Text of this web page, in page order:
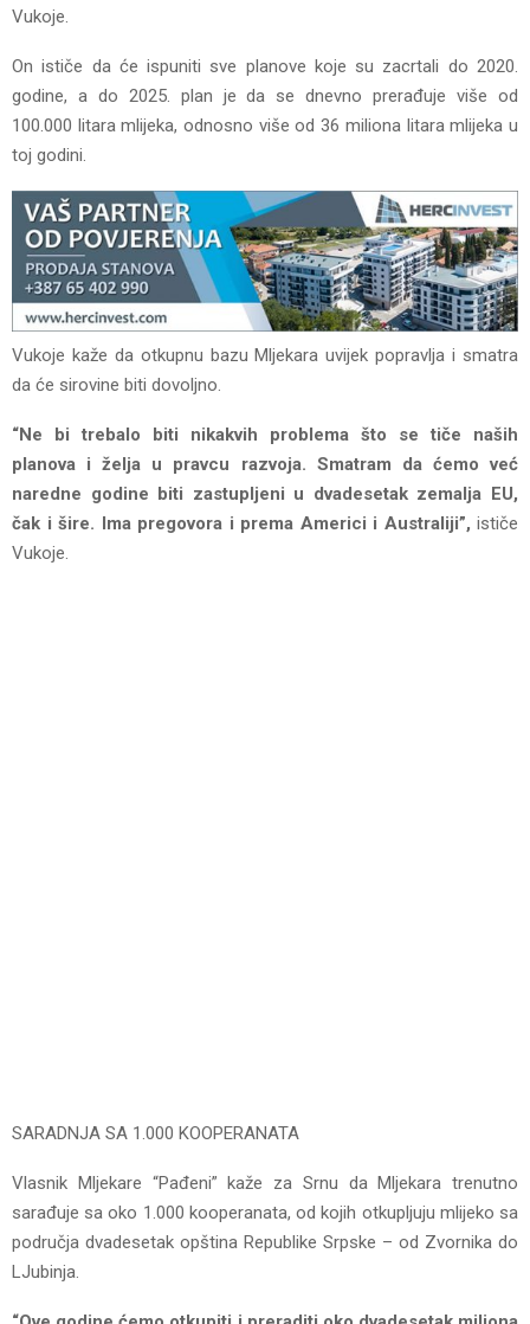
Vukoje.
On ističe da će ispuniti sve planove koje su zacrtali do 2020.
godine, a do 2025. plan je da se dnevno prerađuje više od
100.000 litara mlijeka, odnosno više od 36 miliona litara mlijeka u
toj godini.
Vukoje kaže da otkupnu bazu Mljekara uvijek popravlja i smatra
da će sirovine biti dovoljno.
“Ne bi trebalo biti nikakvih problema što se tiče naših
planova i želja u pravcu razvoja. Smatram da ćemo već
naredne godine biti zastupljeni u dvadesetak zemalja EU,
čak i šire. Ima pregovora i prema Americi i Australiji”, ističe
Vukoje.
SARADNJA SA 1.000 KOOPERANATA
Vlasnik Mljekare “Pađeni” kaže za Srnu da Mljekara trenutno
sarađuje sa oko 1.000 kooperanata, od kojih otkupljuju mlijeko sa
područja dvadesetak opština Republike Srpske – od Zvornika do
LJubinja.